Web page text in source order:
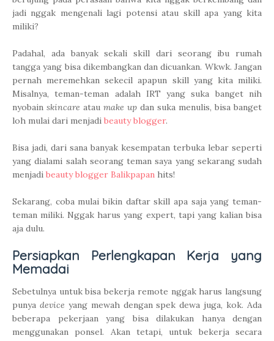
jadi nggak mengenali lagi potensi atau skill apa yang kita
miliki?
Padahal, ada banyak sekali skill dari seorang ibu rumah
tangga yang bisa dikembangkan dan dicuankan. Wkwk. Jangan
pernah meremehkan sekecil apapun skill yang kita miliki.
Misalnya, teman-teman adalah IRT yang suka banget nih
nyobain skincare atau make up dan suka menulis, bisa banget
loh mulai dari menjadi beauty blogger.
Bisa jadi, dari sana banyak kesempatan terbuka lebar seperti
yang dialami salah seorang teman saya yang sekarang sudah
menjadi beauty blogger Balikpapan hits!
Sekarang, coba mulai bikin daftar skill apa saja yang teman-
teman miliki. Nggak harus yang expert, tapi yang kalian bisa
aja dulu.
Persiapkan Perlengkapan Kerja yang
Memadai
Sebetulnya untuk bisa bekerja remote nggak harus langsung
punya device yang mewah dengan spek dewa juga, kok. Ada
beberapa pekerjaan yang bisa dilakukan hanya dengan
menggunakan ponsel. Akan tetapi, untuk bekerja secara